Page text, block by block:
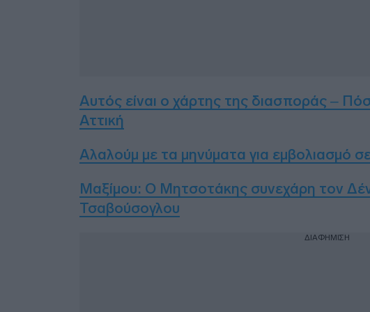
Αυτός είναι ο χάρτης της διασποράς –
Αττική
Αλαλούμ με τα μηνύματα για εμβολιασμό
Μαξίμου: Ο Μητσοτάκης συνεχάρη τον
Τσαβούσογλου
ΔΙΑΦΗΜΙΣΗ